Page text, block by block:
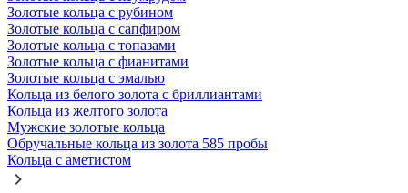
Золотые кольца с рубином
Золотые кольца с сапфиром
Золотые кольца с топазами
Золотые кольца с фианитами
Золотые кольца с эмалью
Кольца из белого золота с бриллиантами
Кольца из желтого золота
Мужские золотые кольца
Обручальные кольца из золота 585 пробы
Кольца с аметистом